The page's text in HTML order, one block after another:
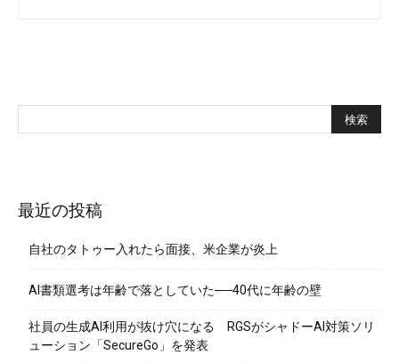
最近の投稿
自社のタトゥー入れたら面接、米企業が炎上
AI書類選考は年齢で落としていた──40代に年齢の壁
社員の生成AI利用が抜け穴になる RGSがシャドーAI対策ソリ
ューション「SecureGo」を発表